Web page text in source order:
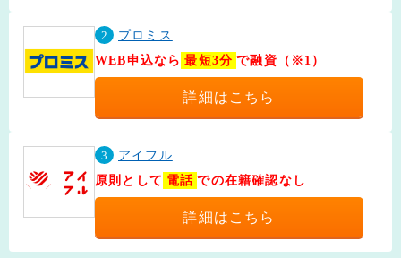
2
プロミス
WEB申込なら 最短3分 で融資（※1）
詳細はこちら
3
アイフル
原則として 電話 での在籍確認なし
詳細はこちら